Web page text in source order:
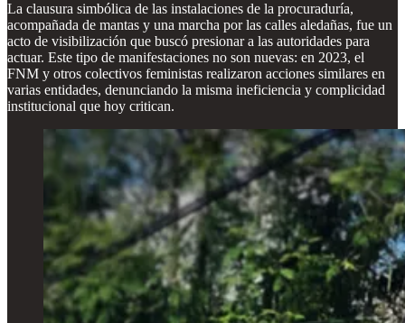
La clausura simbólica de las instalaciones de la procuraduría,
acompañada de mantas y una marcha por las calles aledañas, fue un
acto de visibilización que buscó presionar a las autoridades para
actuar. Este tipo de manifestaciones no son nuevas: en 2023, el
FNM y otros colectivos feministas realizaron acciones similares en
varias entidades, denunciando la misma ineficiencia y complicidad
institucional que hoy critican.